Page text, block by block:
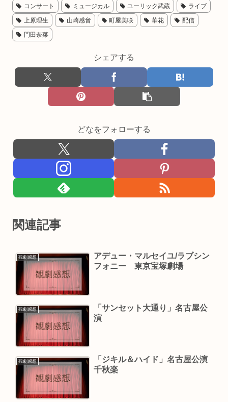
コンサート ミュージカル ユーリック武蔵
ライブ
上原理生
山崎感音 町屋美咲 華花
配信
門田奈菜
シェアする
どなをフォローする
関連記事
観劇感想
アデュー・マルセイユ/ラブシン
フォニー 東京宝塚劇場
観劇感想
「サンセット大通り」名古屋公
演
観劇感想
「ジキル＆ハイド」名古屋公演
千秋楽